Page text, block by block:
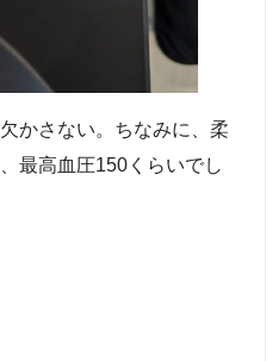
かさない。ちなみに、柔
最高血圧150くらいでし